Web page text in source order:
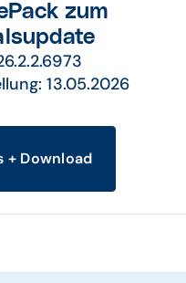
zum
13.05.2026
+ Download